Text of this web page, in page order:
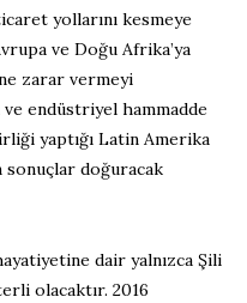
yollarını kesmeye
ve Doğu Afrika’ya
zarar vermeyi
ve endüstriyel hammadde
yaptığı Latin Amerika
sonuçlar doğuracak
dair yalnızca Şili
olacaktır. 2016